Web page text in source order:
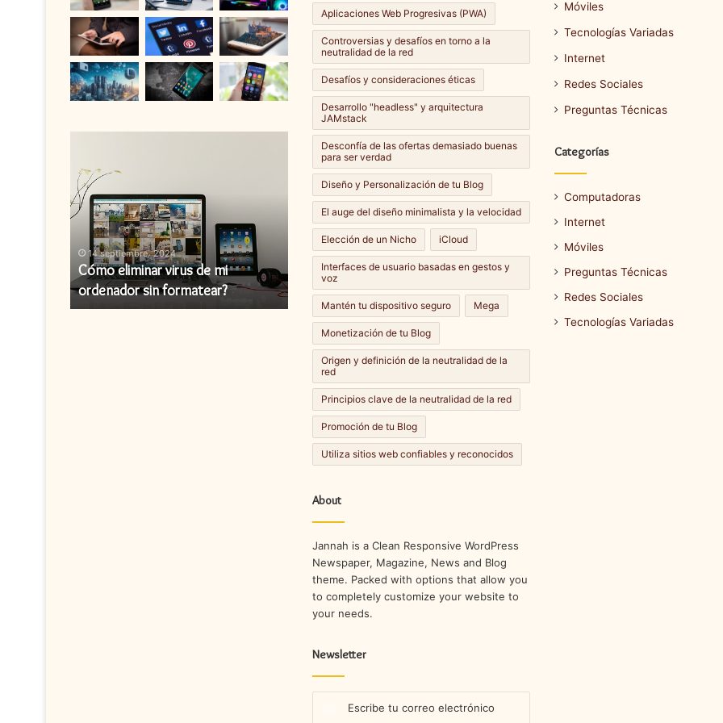
virus
de
mi
ordenador
formatear?
14 septiembre، 2024
Cómo eliminar virus de mi
ordenador sin formatear?
Cómo
instalar
actualización
firmware?
14 septiembre، 2024
Cómo instalar una actualización de
firmware?
Cómo
una
de
pantalla
diferentes
dispositivos?
Cómo hacer una captura de
pantalla en diferentes
dispositivos?
Aplicaciones Web Progresivas (PWA)
Controversias y desafíos en torno a la
neutralidad de la red
Desafíos y consideraciones éticas
Desarrollo "headless" y arquitectura
JAMstack
Desconfía de las ofertas demasiado buenas
para ser verdad
Diseño y Personalización de tu Blog
El auge del diseño minimalista y la velocidad
Elección de un Nicho iCloud
Interfaces de usuario basadas en gestos y
voz
Mantén tu dispositivo seguro Mega
Monetización de tu Blog
Origen y definición de la neutralidad de la
red
Principios clave de la neutralidad de la red
Promoción de tu Blog
Utiliza sitios web confiables y reconocidos
About
Jannah is a Clean Responsive WordPress
Newspaper, Magazine, News and Blog
theme. Packed with options that allow you
to completely customize your website to
your needs.
Newsletter
Móviles
Tecnologías Variadas
Internet
Redes Sociales
Preguntas Técnicas
Categorías
Computadoras
Internet
Móviles
Preguntas Técnicas
Redes Sociales
Tecnologías Variadas